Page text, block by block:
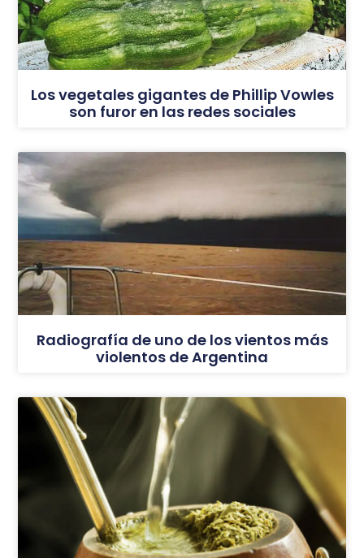
Los vegetales gigantes de Phillip Vowles
son furor en las redes sociales
Radiografía de uno de los vientos más
violentos de Argentina